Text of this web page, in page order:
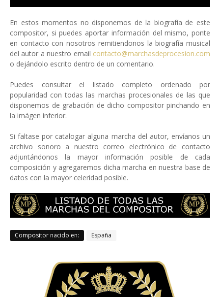
En estos momentos no disponemos de la biografía de este
compositor, si puedes aportar información del mismo, ponte
en contacto con nosotros remitiendonos la biografía musical
del autor a nuestro email contacto@marchasdeprocesion.com
o dejándolo escrito dentro de un comentario.
Puedes consultar el listado completo ordenado por
popularidad con todas las marchas procesionales de las que
disponemos de grabación de dicho compositor pinchando en
la imágen inferior.
Si faltase por catalogar alguna marcha del autor, envíanos un
archivo sonoro a nuestro correo electrónico de contacto
adjuntándonos la mayor información posible de cada
composición y agregaremos dicha marcha en nuestra base de
datos con la mayor celeridad posible.
Compositor nacido en: España